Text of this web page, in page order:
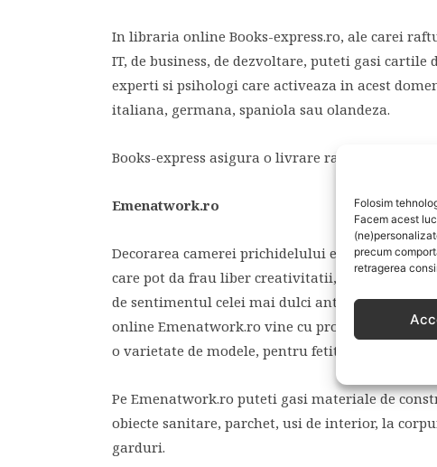
Folosim
Facem acest
precum
retragerea
In libraria online Books-express.ro, ale carei
IT, de business, de dezvoltare, puteti gasi
experti si psihologi care activeaza in acest
italiana, germana, spaniola sau olandeza.
Books-express asigura o livrare rapida, preturi
Emenatwork.ro
Decorarea camerei prichidelului este, poate,
care pot da frau liber creativitatii, pot reintra in
de sentimentul celei mai dulci anticipari:
online Emenatwork.ro vine cu propuneri
o varietate de modele, pentru fetite si baietei, dar
Pe Emenatwork.ro puteti gasi materiale de
obiecte sanitare, parchet, usi de interior, la
garduri.